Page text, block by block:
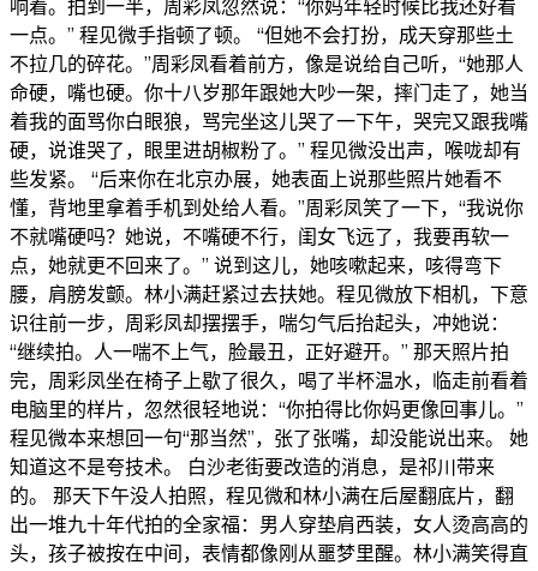
响着。拍到一半，周彩凤忽然说：“你妈年轻时候比我还好看
一点。” 程见微手指顿了顿。 “但她不会打扮，成天穿那些土
不拉几的碎花。”周彩凤看着前方，像是说给自己听，“她那人
命硬，嘴也硬。你十八岁那年跟她大吵一架，摔门走了，她当
着我的面骂你白眼狼，骂完坐这儿哭了一下午，哭完又跟我嘴
硬，说谁哭了，眼里进胡椒粉了。” 程见微没出声，喉咙却有
些发紧。 “后来你在北京办展，她表面上说那些照片她看不
懂，背地里拿着手机到处给人看。”周彩凤笑了一下，“我说你
不就嘴硬吗？她说，不嘴硬不行，闺女飞远了，我要再软一
点，她就更不回来了。” 说到这儿，她咳嗽起来，咳得弯下
腰，肩膀发颤。林小满赶紧过去扶她。程见微放下相机，下意
识往前一步，周彩凤却摆摆手，喘匀气后抬起头，冲她说：
“继续拍。人一喘不上气，脸最丑，正好避开。” 那天照片拍
完，周彩凤坐在椅子上歇了很久，喝了半杯温水，临走前看着
电脑里的样片，忽然很轻地说：“你拍得比你妈更像回事儿。”
程见微本来想回一句“那当然”，张了张嘴，却没能说出来。 她
知道这不是夸技术。 白沙老街要改造的消息，是祁川带来
的。 那天下午没人拍照，程见微和林小满在后屋翻底片，翻
出一堆九十年代拍的全家福：男人穿垫肩西装，女人烫高高的
头，孩子被按在中间，表情都像刚从噩梦里醒。林小满笑得直